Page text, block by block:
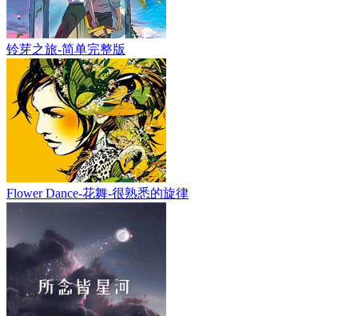
铃芽之旅-简单完整版
Flower Dance-花舞-很熟悉的旋律